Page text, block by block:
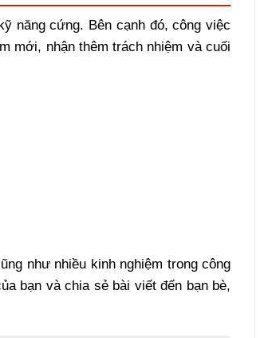
năng cứng. Bên cạnh đó, công việc
mới, nhận thêm trách nhiệm và cuối
như nhiều kinh nghiệm trong công
bạn và chia sẻ bài viết đến bạn bè,